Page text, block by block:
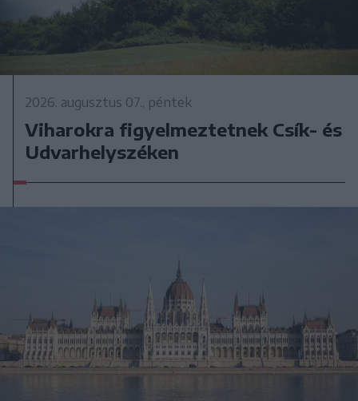
2026. augusztus 07., péntek
Viharokra figyelmeztetnek Csík- és
Udvarhelyszéken